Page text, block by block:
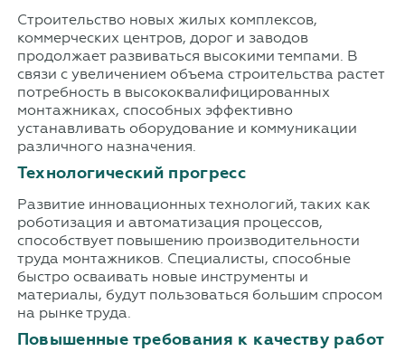
Строительство новых жилых комплексов,
коммерческих центров, дорог и заводов
продолжает развиваться высокими темпами. В
связи с увеличением объема строительства растет
потребность в высококвалифицированных
монтажниках, способных эффективно
устанавливать оборудование и коммуникации
различного назначения.
Технологический прогресс
Развитие инновационных технологий, таких как
роботизация и автоматизация процессов,
способствует повышению производительности
труда монтажников. Специалисты, способные
быстро осваивать новые инструменты и
материалы, будут пользоваться большим спросом
на рынке труда.
Повышенные требования к качеству работ